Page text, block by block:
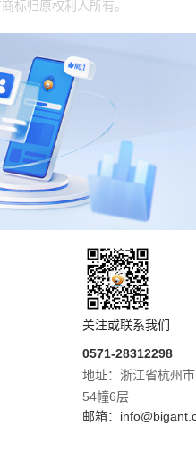
标归原权利人所有。
关注或联系我们
0571-28312298
地址：浙江省杭州
54幢6层
邮箱：